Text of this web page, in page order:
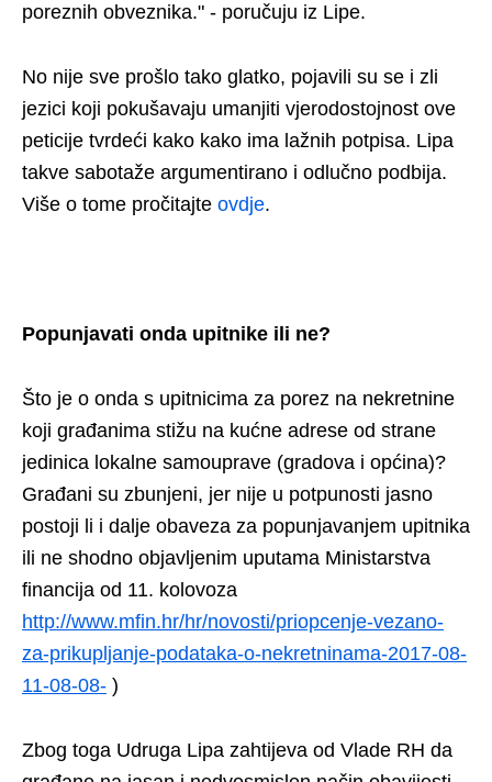
poreznih obveznika." - poručuju iz Lipe.
No nije sve prošlo tako glatko, pojavili su se i zli
jezici koji pokušavaju umanjiti vjerodostojnost ove
peticije tvrdeći kako kako ima lažnih potpisa. Lipa
takve sabotaže argumentirano i odlučno podbija.
Više o tome pročitajte ovdje.
Popunjavati onda upitnike ili ne?
Što je o onda s upitnicima za porez na nekretnine
koji građanima stižu na kućne adrese od strane
jedinica lokalne samouprave (gradova i općina)?
Građani su zbunjeni, jer nije u potpunosti jasno
postoji li i dalje obaveza za popunjavanjem upitnika
ili ne shodno objavljenim uputama Ministarstva
financija od 11. kolovoza
http://www.mfin.hr/hr/novosti/priopcenje-vezano-
za-prikupljanje-podataka-o-nekretninama-2017-08-
11-08-08- )
Zbog toga Udruga Lipa zahtijeva od Vlade RH da